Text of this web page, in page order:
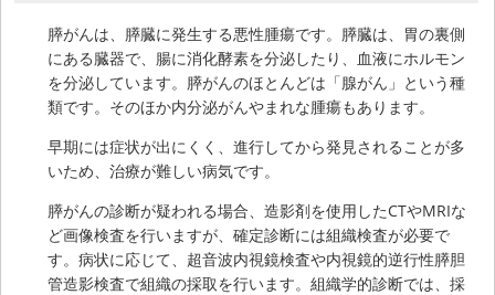
膵がんは、膵臓に発生する悪性腫瘍です。膵臓は、胃の裏側
にある臓器で、腸に消化酵素を分泌したり、血液にホルモン
を分泌しています。膵がんのほとんどは「腺がん」という種
類です。そのほか内分泌がんやまれな腫瘍もあります。
早期には症状が出にくく、進行してから発見されることが多
いため、治療が難しい病気です。
膵がんの診断が疑われる場合、造影剤を使用したCTやMRIな
ど画像検査を行いますが、確定診断には組織検査が必要で
す。病状に応じて、超音波内視鏡検査や内視鏡的逆行性膵胆
管造影検査で組織の採取を行います。組織学的診断では、採